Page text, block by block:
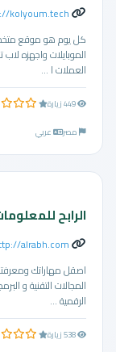
kolyoum.tech
كل يوم هو موقع
الموبايلات واجهزه
العملات ا ...
0.0 من 5 نجوم
مصر
عربي
الرابح
alrabh.com/
اصقل مهاراتك
المجالات التقنية و
الرقمية ...
0.0 من 5 نجوم